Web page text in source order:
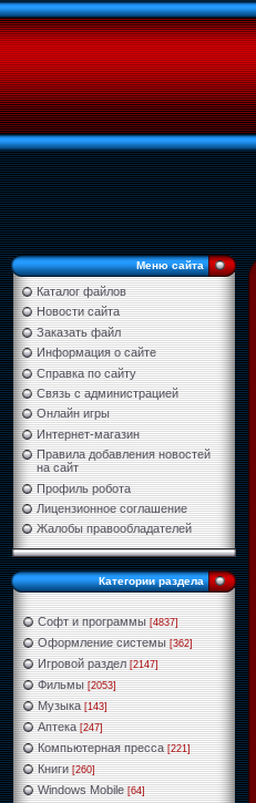
Меню сайта
Каталог файлов
Новости сайта
Заказать файл
Информация о сайте
Справка по сайту
Связь с администрацией
Онлайн игры
Интернет-магазин
Правила добавления новостей
на сайт
Профиль робота
Лицензионное соглашение
Жалобы правообладателей
Категории раздела
Софт и программы [4837]
Оформление системы [362]
Игровой раздел [2147]
Фильмы [2053]
Музыка [143]
Аптека [247]
Компьютерная пресса [221]
Книги [260]
Windows Mobile [64]